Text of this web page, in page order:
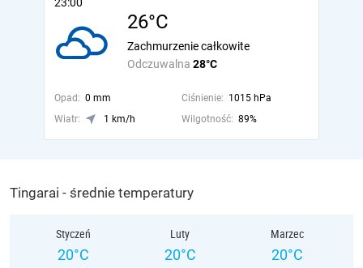
26°C
Odczuwalna 28°C
Zachmurzenie całkowite
Opad: 0 mm Ciśnienie: 1015 hPa
Wiatr:
1 km/h Wilgotność: 89%
Tingarai - średnie temperatury
Styczeń
20°C
Luty
20°C
Marzec
20°C